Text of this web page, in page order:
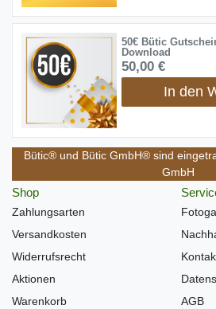
50€ Bütic
Download
50,00 €
In den
Bütic® und Bütic GmbH® sind
GmbH
Shop
Zahlungsarten
Versandkosten
Widerrufsrecht
Aktionen
Warenkorb
AGB